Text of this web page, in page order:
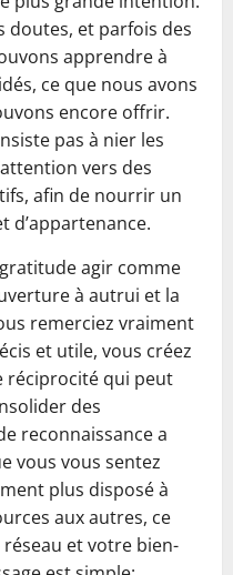
doutes, et parfois des
apprendre à
ce que nous avons
encore offrir.
pas à nier les
vers des
afin de nourrir un
d’appartenance.
agir comme
à autrui et la
remerciez vraiment
et utile, vous créez
réciprocité qui peut
des
reconnaissance a
vous vous sentez
plus disposé à
aux autres, ce
et votre bien-